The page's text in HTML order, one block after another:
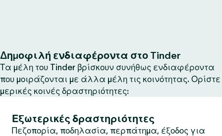
Δημοφιλή ενδιαφέροντα στο Tinder
Τα μέλη του Tinder βρίσκουν συνήθως ενδιαφέροντα
που μοιράζονται με άλλα μέλη τις κοινότητας. Ορίστε
μερικές κοινές δραστηριότητες:
Εξωτερικές δραστηριότητες
Πεζοπορία, ποδηλασία, περπάτημα, έξοδος για